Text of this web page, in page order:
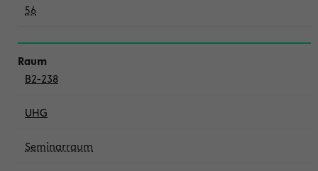
56
B2-238
UHG
Seminarraum